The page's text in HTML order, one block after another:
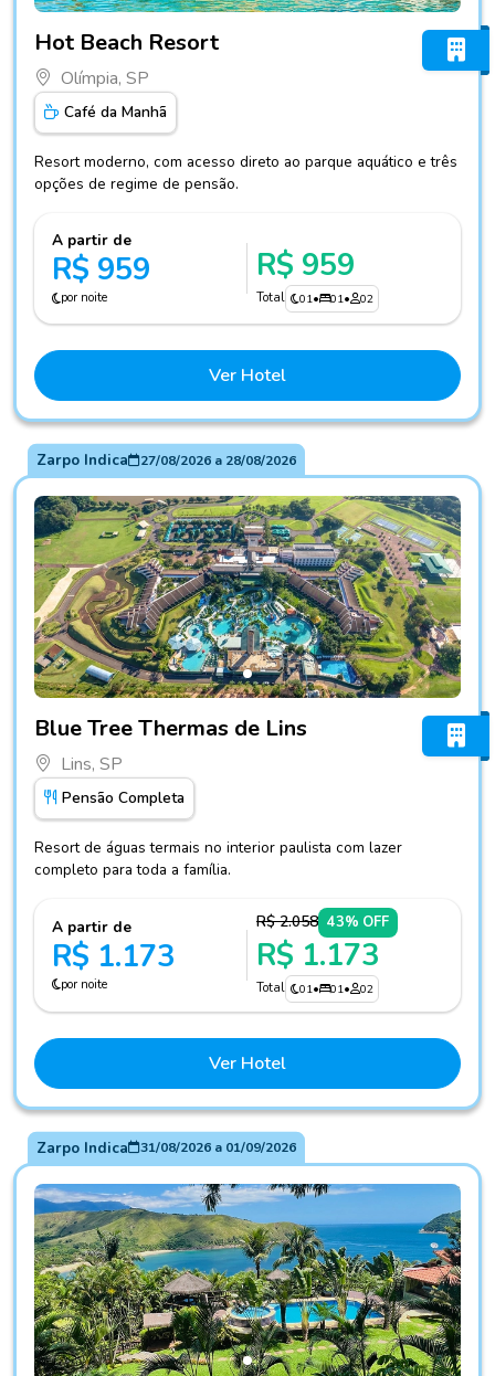
Hot Beach Resort
Olímpia, SP
Café da Manhã
Resort moderno, com acesso direto ao parque aquático e três
opções de regime de pensão.
A partir de
R$ 959
por noite
R$ 959
Total 01• 01• 02
Ver Hotel
Zarpo Indica 27/08/2026a 28/08/2026
Blue Tree Thermas de Lins
Lins, SP
Pensão Completa
Resort de águas termais no interior paulista com lazer
completo para toda a família.
A partir de
R$ 1.173
por noite
R$ 2.058 43% OFF
R$ 1.173
Total 01• 01• 02
Ver Hotel
Zarpo Indica 31/08/2026a 01/09/2026